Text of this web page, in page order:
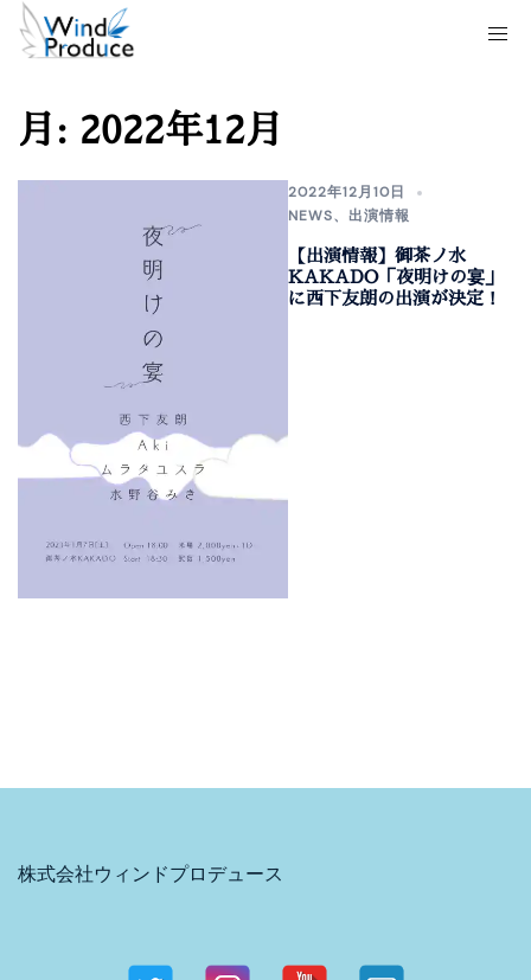
月: 2022年12月
2022年12月10日
NEWS、出演情報
【出演情報】御茶ノ水
KAKADO「夜明けの宴」
に西下友朗の出演が決定！
株式会社ウィンドプロデュース